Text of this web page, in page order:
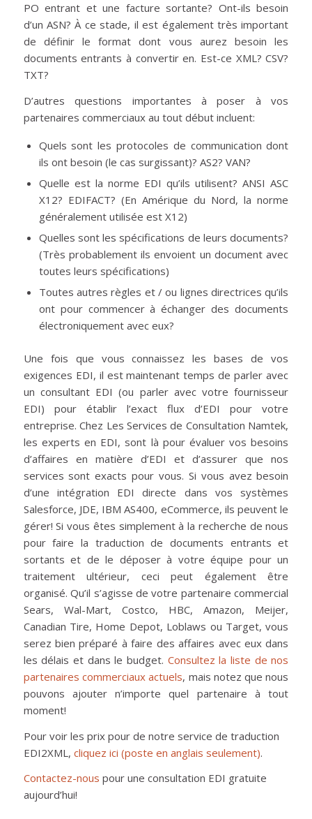
PO entrant et une facture sortante? Ont-ils besoin
d’un ASN? À ce stade, il est également très important
de définir le format dont vous aurez besoin les
documents entrants à convertir en. Est-ce XML? CSV?
TXT?
D’autres questions importantes à poser à vos
partenaires commerciaux au tout début incluent:
Quels sont les protocoles de communication dont
ils ont besoin (le cas surgissant)? AS2? VAN?
Quelle est la norme EDI qu’ils utilisent? ANSI ASC
X12? EDIFACT? (En Amérique du Nord, la norme
généralement utilisée est X12)
Quelles sont les spécifications de leurs documents?
(Très probablement ils envoient un document avec
toutes leurs spécifications)
Toutes autres règles et / ou lignes directrices qu’ils
ont pour commencer à échanger des documents
électroniquement avec eux?
Une fois que vous connaissez les bases de vos
exigences EDI, il est maintenant temps de parler avec
un consultant EDI (ou parler avec votre fournisseur
EDI) pour établir l’exact flux d’EDI pour votre
entreprise. Chez Les Services de Consultation Namtek,
les experts en EDI, sont là pour évaluer vos besoins
d’affaires en matière d’EDI et d’assurer que nos
services sont exacts pour vous. Si vous avez besoin
d’une intégration EDI directe dans vos systèmes
Salesforce, JDE, IBM AS400, eCommerce, ils peuvent le
gérer! Si vous êtes simplement à la recherche de nous
pour faire la traduction de documents entrants et
sortants et de le déposer à votre équipe pour un
traitement ultérieur, ceci peut également être
organisé. Qu’il s’agisse de votre partenaire commercial
Sears, Wal-Mart, Costco, HBC, Amazon, Meijer,
Canadian Tire, Home Depot, Loblaws ou Target, vous
serez bien préparé à faire des affaires avec eux dans
les délais et dans le budget. Consultez la liste de nos
partenaires commerciaux actuels, mais notez que nous
pouvons ajouter n’importe quel partenaire à tout
moment!
Pour voir les prix pour de notre service de traduction
EDI2XML, cliquez ici (poste en anglais seulement).
Contactez-nous pour une consultation EDI gratuite
aujourd’hui!